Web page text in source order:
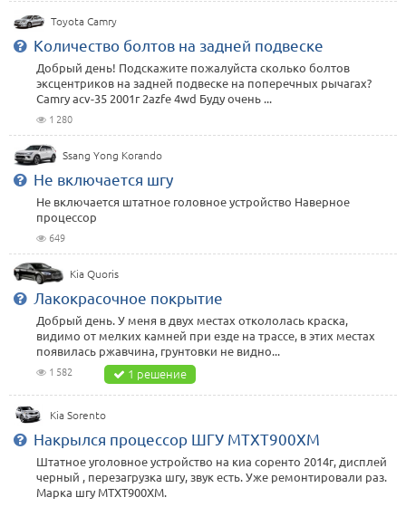
Toyota Camry
Количество болтов на задней подвеске
Добрый день! Подскажите пожалуйста сколько болтов
эксцентриков на задней подвеске на поперечных рычагах?
Camry acv-35 2001г 2azfe 4wd Буду очень ...
1 280
Ssang Yong Korando
Не включается шгу
Не включается штатное головное устройство Наверное
процессор
649
Kia Quoris
Лакокрасочное покрытие
Добрый день. У меня в двух местах откололась краска,
видимо от мелких камней при езде на трассе, в этих местах
появилась ржавчина, грунтовки не видно...
1 582 1 решение
Kia Sorento
Накрылся процессор ШГУ МТХТ900ХМ
Штатное уголовное устройство на киа соренто 2014г, дисплей
черный , перезагрузка шгу, звук есть. Уже ремонтировали раз.
Марка шгу МТХТ900ХМ.